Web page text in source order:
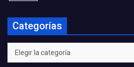
Categorías
Categorías